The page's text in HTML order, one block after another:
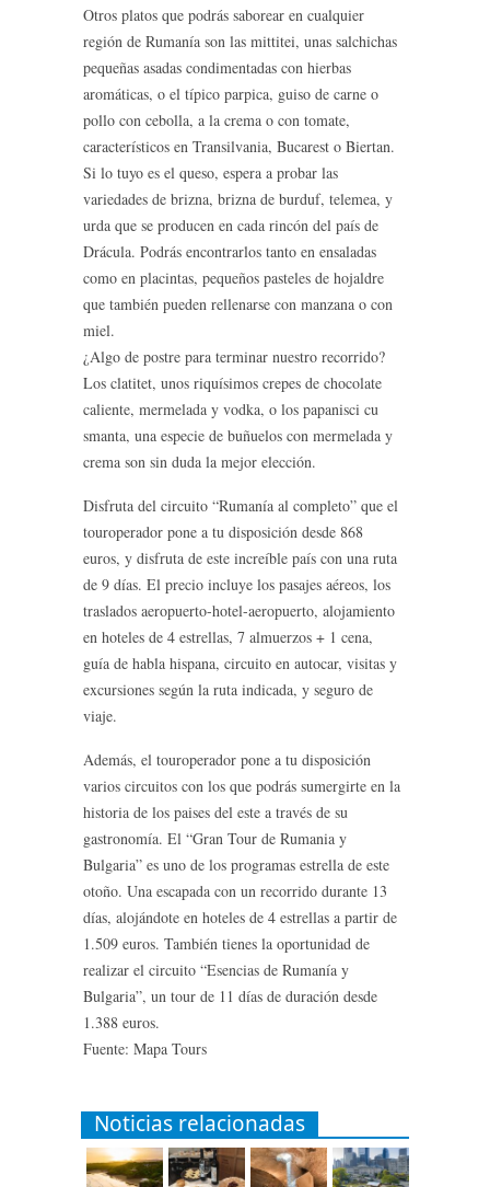
Otros platos que podrás saborear en cualquier
región de Rumanía son las mittitei, unas salchichas
pequeñas asadas condimentadas con hierbas
aromáticas, o el típico parpica, guiso de carne o
pollo con cebolla, a la crema o con tomate,
característicos en Transilvania, Bucarest o Biertan.
Si lo tuyo es el queso, espera a probar las
variedades de brizna, brizna de burduf, telemea, y
urda que se producen en cada rincón del país de
Drácula. Podrás encontrarlos tanto en ensaladas
como en placintas, pequeños pasteles de hojaldre
que también pueden rellenarse con manzana o con
miel.
¿Algo de postre para terminar nuestro recorrido?
Los clatitet, unos riquísimos crepes de chocolate
caliente, mermelada y vodka, o los papanisci cu
smanta, una especie de buñuelos con mermelada y
crema son sin duda la mejor elección.
Disfruta del circuito “Rumanía al completo” que el
touroperador pone a tu disposición desde 868
euros, y disfruta de este increíble país con una ruta
de 9 días. El precio incluye los pasajes aéreos, los
traslados aeropuerto-hotel-aeropuerto, alojamiento
en hoteles de 4 estrellas, 7 almuerzos + 1 cena,
guía de habla hispana, circuito en autocar, visitas y
excursiones según la ruta indicada, y seguro de
viaje.
Además, el touroperador pone a tu disposición
varios circuitos con los que podrás sumergirte en la
historia de los paises del este a través de su
gastronomía. El “Gran Tour de Rumania y
Bulgaria” es uno de los programas estrella de este
otoño. Una escapada con un recorrido durante 13
días, alojándote en hoteles de 4 estrellas a partir de
1.509 euros. También tienes la oportunidad de
realizar el circuito “Esencias de Rumanía y
Bulgaria”, un tour de 11 días de duración desde
1.388 euros.
Fuente: Mapa Tours
Noticias relacionadas